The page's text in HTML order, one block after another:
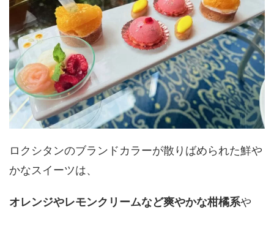
ロクシタンのブランドカラーが散りばめられた鮮や
かなスイーツは、
オレンジやレモンクリームなど爽やかな柑橘系や